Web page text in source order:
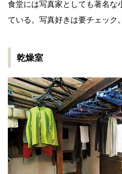
食堂には写真家としても著名な
ている。写真好きは要チェック。
乾燥室